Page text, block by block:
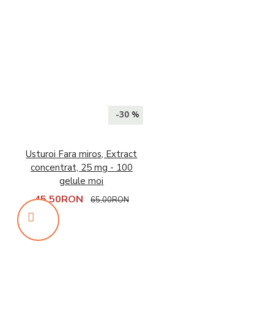
-30 %
Usturoi Fara miros, Extract
concentrat, 25 mg - 100
gelule moi
45,50RON 65,00RON